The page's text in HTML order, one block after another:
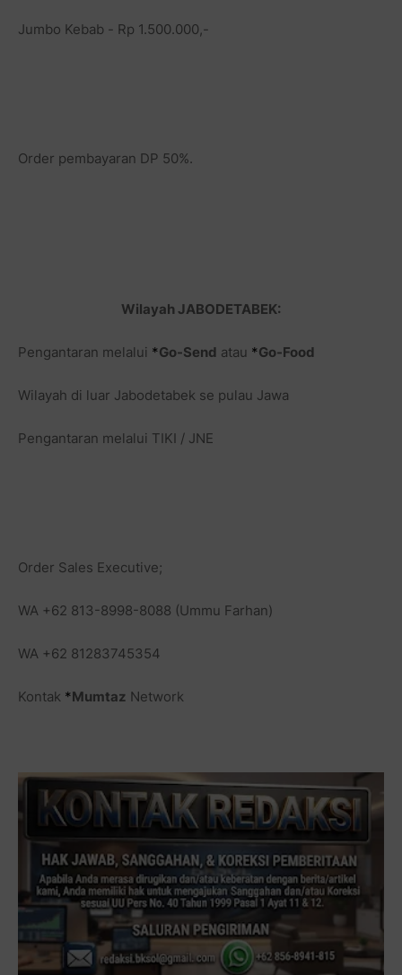
Jumbo Kebab - Rp 1.500.000,-
Order pembayaran DP 50%.
Wilayah JABODETABEK:
Pengantaran melalui *Go-Send atau *Go-Food
Wilayah di luar Jabodetabek se pulau Jawa
Pengantaran melalui TIKI / JNE
Order Sales Executive;
WA +62 813-8998-8088 (Ummu Farhan)
WA +62 81283745354
Kontak *Mumtaz Network